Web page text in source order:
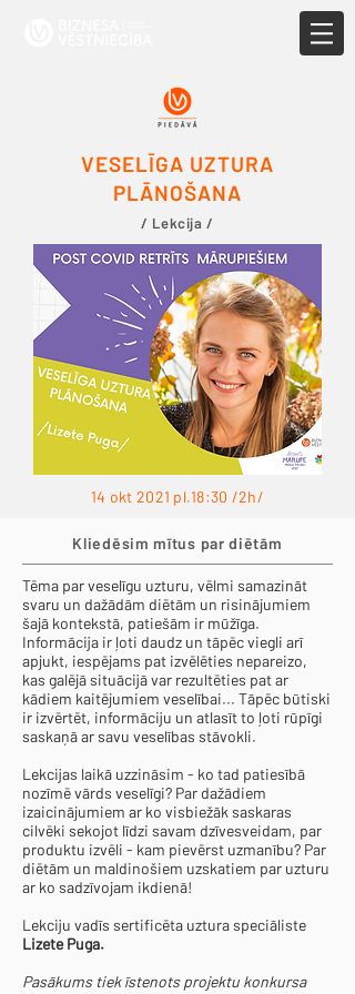
/ Lekcija /
VESELĪGA UZTURA
PLĀNOŠANA
Tēma par veselīgu uzturu, vēlmi samazināt
svaru un dažādām diētām un risinājumiem
šajā kontekstā, patiešām ir mūžīga.
Informācija ir ļoti daudz un tāpēc viegli arī
apjukt, iespējams pat izvēlēties nepareizo,
kas galējā situācijā var rezultēties pat ar
kādiem kaitējumiem veselībai... Tāpēc būtiski
ir izvērtēt, informāciju un atlasīt to ļoti rūpīgi
saskaņā ar savu veselības stāvokli.
Lekcijas laikā uzzināsim - ko tad patiesībā
nozīmē vārds veselīgi? Par dažādiem
izaicinājumiem ar ko visbiežāk saskaras
cilvēki sekojot līdzi savam dzīvesveidam, par
produktu izvēli - kam pievērst uzmanību? Par
diētām un maldinošiem uzskatiem par uzturu
ar ko sadzīvojam ikdienā!
Lekciju vadīs sertificēta uztura speciāliste
Lizete Puga.
Pasākums tiek īstenots projektu konkursa
Kliedēsim mītus par diētām
14 okt 2021 pl.18:30 /2h/